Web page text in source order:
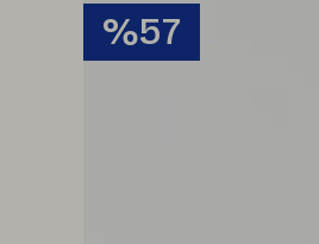
%57